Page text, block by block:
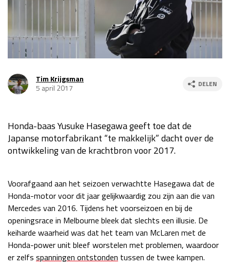
za 13:00 - 15:00
GP VERENIGDE STATEN 2026 23 - 25 okt
Kwalificatie
za 22:00 - 23:00
Race
zo 21:00 - 23:00
GP SÃO PAULO 2026 06 - 08 nov
Kwalificatie
za 19:00 - 20:00
Race
zo 18:00 - 20:00
LAS VEGAS GRAND PRIX 2026 20 - 22 nov
Kwalificatie
za 05:00 - 06:00
GP ABU DHABI 2026 04 - 06 dec
Tim Krijgsman
5 april 2017
DELEN
Honda-baas Yusuke Hasegawa geeft toe dat de
Japanse motorfabrikant “te makkelijk” dacht over de
ontwikkeling van de krachtbron voor 2017.
Voorafgaand aan het seizoen verwachtte Hasegawa dat de
Honda-motor voor dit jaar gelijkwaardig zou zijn aan die van
Mercedes van 2016. Tijdens het voorseizoen en bij de
openingsrace in Melbourne bleek dat slechts een illusie. De
keiharde waarheid was dat het team van McLaren met de
Honda-power unit bleef worstelen met problemen, waardoor
er zelfs spanningen ontstonden tussen de twee kampen.